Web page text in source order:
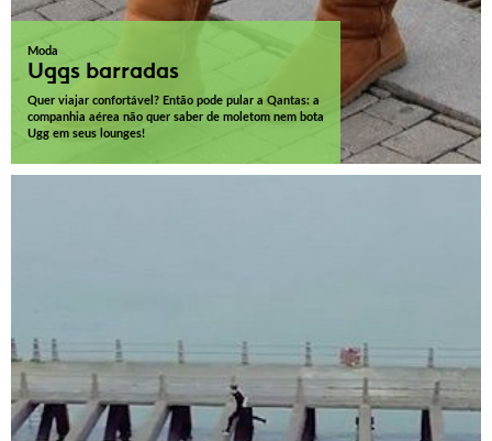
Moda
Uggs barradas
Quer viajar confortável? Então pode pular a Qantas: a
companhia aérea não quer saber de moletom nem bota
Ugg em seus lounges!